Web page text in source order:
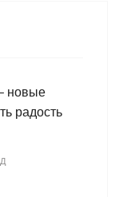
новые
радость